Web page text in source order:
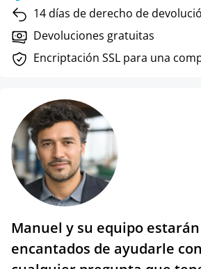
14 días de derecho de
Devoluciones gratuitas
Encriptación SSL para una
Manuel y su equipo estarán
encantados de ayudarle con